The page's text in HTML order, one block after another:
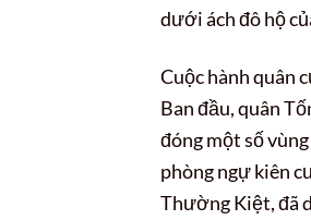
dưới ách đô hộ
Cuộc hành quân
Ban đầu, quân
đóng một số
phòng ngự kiên
Thường Kiệt, đã